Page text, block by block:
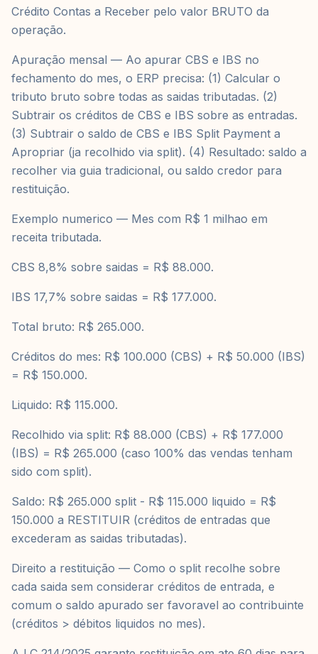
Crédito Contas a Receber pelo valor BRUTO da
operação.
Apuração mensal — Ao apurar CBS e IBS no
fechamento do mes, o ERP precisa: (1) Calcular o
tributo bruto sobre todas as saidas tributadas. (2)
Subtrair os créditos de CBS e IBS sobre as entradas.
(3) Subtrair o saldo de CBS e IBS Split Payment a
Apropriar (ja recolhido via split). (4) Resultado: saldo a
recolher via guia tradicional, ou saldo credor para
restituição.
Exemplo numerico — Mes com R$ 1 milhao em
receita tributada.
CBS 8,8% sobre saidas = R$ 88.000.
IBS 17,7% sobre saidas = R$ 177.000.
Total bruto: R$ 265.000.
Créditos do mes: R$ 100.000 (CBS) + R$ 50.000 (IBS)
= R$ 150.000.
Liquido: R$ 115.000.
Recolhido via split: R$ 88.000 (CBS) + R$ 177.000
(IBS) = R$ 265.000 (caso 100% das vendas tenham
sido com split).
Saldo: R$ 265.000 split - R$ 115.000 liquido = R$
150.000 a RESTITUIR (créditos de entradas que
excederam as saidas tributadas).
Direito a restituição — Como o split recolhe sobre
cada saida sem considerar créditos de entrada, e
comum o saldo apurado ser favoravel ao contribuinte
(créditos > débitos liquidos no mes).